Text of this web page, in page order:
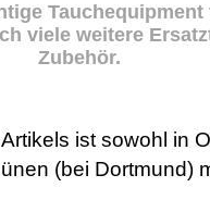
Tauchequipment
viele weitere
Zubehör.
ist sowohl in
(bei Dortmund)